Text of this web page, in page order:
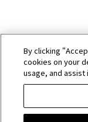
By clicking
cookies on your
usage, and